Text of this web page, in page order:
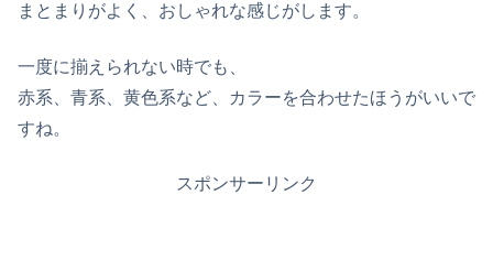
まとまりがよく、おしゃれな感じがします。
一度に揃えられない時でも、
赤系、青系、黄色系など、カラーを合わせたほうがいいで
すね。
スポンサーリンク